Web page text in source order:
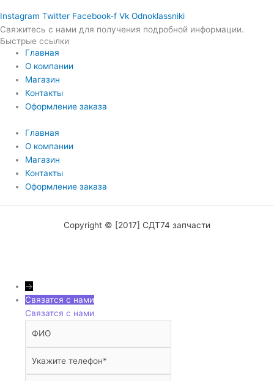
Instagram Twitter Facebook-f Vk Odnoklassniki
Свяжитесь с нами для получения подробной информации.
Быстрые ссылки
Главная
О компании
Магазин
Контакты
Оформление заказа
Главная
О компании
Магазин
Контакты
Оформление заказа
Copyright © [2017] СДТ74 запчасти
→
Связатся с нами
Связатся с нами